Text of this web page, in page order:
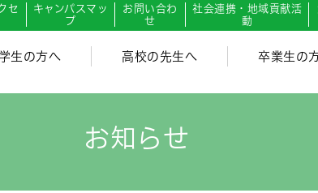
セ
キャンパスマッ
プ
お問い合わ
せ
社会連携・地域貢献活
動
生の方へ 高校の先生へ 卒業生の
お知らせ